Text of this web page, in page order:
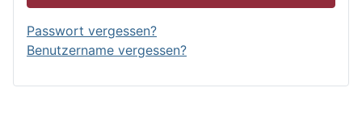
Passwort vergessen?
Benutzername vergessen?